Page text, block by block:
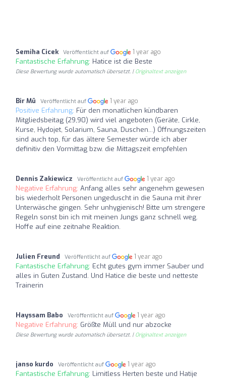
Semiha Cicek Veröffentlicht auf 1 year ago
Fantastische Erfahrung: Hatice ist die Beste
Diese Bewertung wurde automatisch übersetzt. | Originaltext anzeigen
Bir Mü Veröffentlicht auf 1 year ago
Positive Erfahrung: Für den monatlichen kündbaren
Mitgliedsbeitag (29,90) wird viel angeboten (Geräte, Cirkle,
Kurse, Hydojet, Solarium, Sauna, Duschen...) Öffnungszeiten
sind auch top, für das ältere Semester würde ich aber
definitiv den Vormittag bzw. die Mittagszeit empfehlen
Dennis Zakiewicz Veröffentlicht auf 1 year ago
Negative Erfahrung: Anfang alles sehr angenehm gewesen
bis wiederholt Personen ungeduscht in die Sauna mit ihrer
Unterwäsche gingen. Sehr unhygienisch! Bitte um strengere
Regeln sonst bin ich mit meinen Jungs ganz schnell weg.
Hoffe auf eine zeitnahe Reaktion.
Julien Freund Veröffentlicht auf 1 year ago
Fantastische Erfahrung: Echt gutes gym immer Sauber und
alles in Guten Zustand. Und Hatice die beste und netteste
Trainerin
Hayssam Babo Veröffentlicht auf 1 year ago
Negative Erfahrung: Größte Müll und nur abzocke
Diese Bewertung wurde automatisch übersetzt. | Originaltext anzeigen
janso kurdo Veröffentlicht auf 1 year ago
Fantastische Erfahrung: Limitless Herten beste und Hatije